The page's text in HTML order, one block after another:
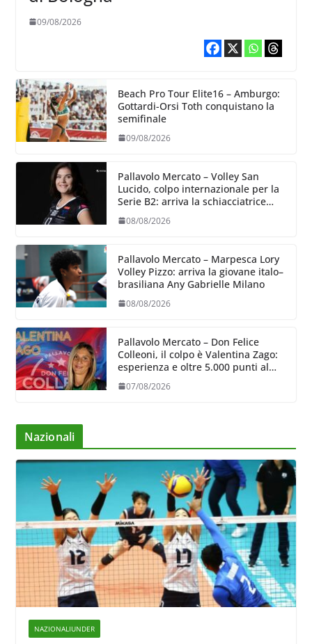
09/08/2026
Beach Pro Tour Elite16 – Amburgo:
Gottardi-Orsi Toth conquistano la
semifinale
09/08/2026
Pallavolo Mercato – Volley San
Lucido, colpo internazionale per la
Serie B2: arriva la schiacciatrice
lettone Kristine Teivane
08/08/2026
Pallavolo Mercato – Marpesca Lory
Volley Pizzo: arriva la giovane italo–
brasiliana Any Gabrielle Milano
08/08/2026
Pallavolo Mercato – Don Felice
Colleoni, il colpo è Valentina Zago:
esperienza e oltre 5.000 punti al
servizio di Trescore
07/08/2026
Nazionali
NAZIONALIUNDER